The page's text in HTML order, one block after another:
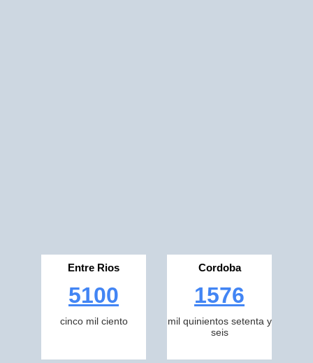
Entre Rios
5100
cinco mil ciento
Cordoba
1576
mil quinientos setenta y
seis